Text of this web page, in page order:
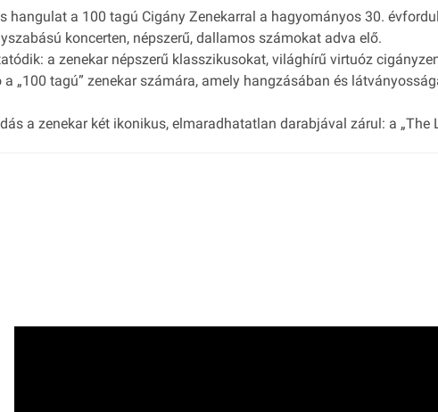
hangulat a 100 tagú Cigány Zenekarral a hagyományos 30.
koncerten, népszerű, dallamos számokat adva elő.
a zenekar népszerű klasszikusokat, világhírű virtuóz
„100 tagú” zenekar számára, amely hangzásában és
a zenekar két ikonikus, elmaradhatatlan darabjával zárul: a „The